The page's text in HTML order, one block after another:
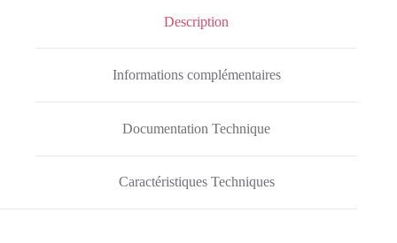
Description
Informations complémentaires
Documentation Technique
Caractéristiques Techniques